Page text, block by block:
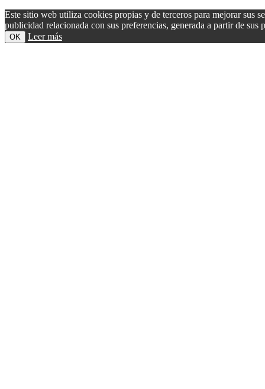
Este sitio web utiliza cookies propias y de terceros para mejorar sus
publicidad relacionada con sus preferencias, generada a partir de
OK Leer más